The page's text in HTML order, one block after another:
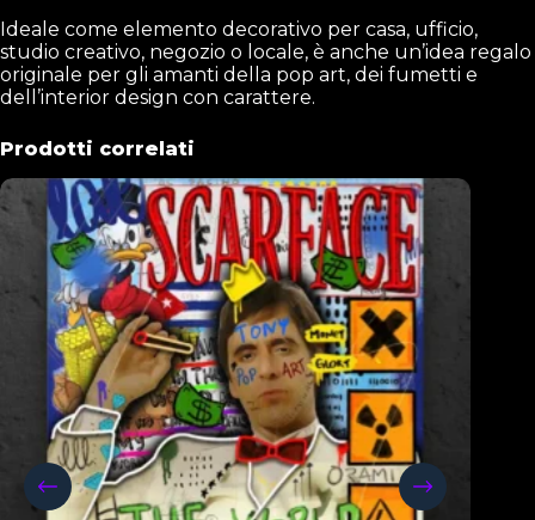
Ideale come elemento decorativo per casa, ufficio,
studio creativo, negozio o locale, è anche un’idea regalo
originale per gli amanti della pop art, dei fumetti e
dell’interior design con carattere.
Prodotti correlati